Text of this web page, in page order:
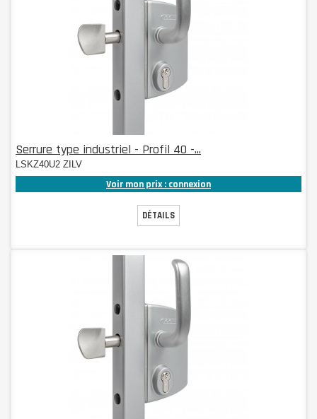
Serrure type industriel - Profil 40 -...
LSKZ40U2 ZILV
Voir mon prix : connexion
DÉTAILS